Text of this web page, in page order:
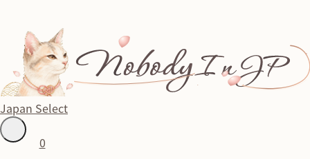
Japan Select
0